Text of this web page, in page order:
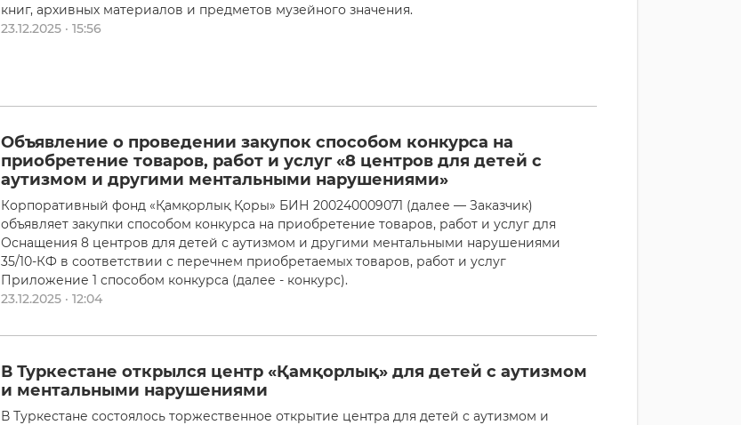
книг, архивных материалов и предметов музейного значения.
23.12.2025 · 15:56
Объявление о проведении закупок способом конкурса на
приобретение товаров, работ и услуг «8 центров для детей с
аутизмом и другими ментальными нарушениями»
Корпоративный фонд «Қамқорлық Қоры» БИН 200240009071 (далее — Заказчик)
объявляет закупки способом конкурса на приобретение товаров, работ и услуг для
Оснащения 8 центров для детей с аутизмом и другими ментальными нарушениями
35/10-КФ в соответствии с перечнем приобретаемых товаров, работ и услуг
Приложение 1 способом конкурса (далее - конкурс).
23.12.2025 · 12:04
В Туркестане открылся центр «Қамқорлық» для детей с аутизмом
и ментальными нарушениями
В Туркестане состоялось торжественное открытие центра для детей с аутизмом и